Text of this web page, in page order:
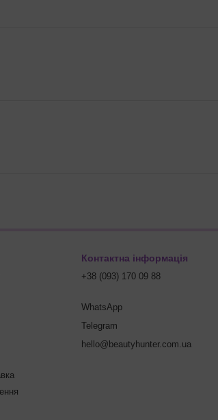
Контактна інформація
+38 (093) 170 09 88
WhatsApp
Telegram
hello@beautyhunter.com.ua